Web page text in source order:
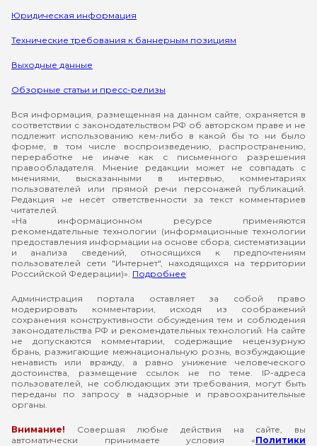
Юридическая информация
Технические требования к баннерным позициям
Выходные данные
Обзорные статьи и пресс-релизы
Вся информация, размещенная на данном сайте, охраняется в
соответствии с законодательством РФ об авторском праве и не
подлежит использованию кем-либо в какой бы то ни было
форме, в том числе воспроизведению, распространению,
переработке не иначе как с письменного разрешения
правообладателя. Мнение редакции может не совпадать с
мнениями, высказанными в интервью, комментариях
пользователей или прямой речи персонажей публикаций.
Редакция не несёт ответственности за текст комментариев
читателей.
«На информационном ресурсе применяются
рекомендательные технологии (информационные технологии
предоставления информации на основе сбора, систематизации
и анализа сведений, относящихся к предпочтениям
пользователей сети "Интернет", находящихся на территории
Российской Федерации)». Подробнее
Администрация портала оставляет за собой право
модерировать комментарии, исходя из соображений
сохранения конструктивности обсуждения тем и соблюдения
законодательства РФ и рекомендательных технологий. На сайте
не допускаются комментарии, содержащие нецензурную
брань, разжигающие межнациональную рознь, возбуждающие
ненависть или вражду, а равно унижение человеческого
достоинства, размещение ссылок не по теме. IP-адреса
пользователей, не соблюдающих эти требования, могут быть
переданы по запросу в надзорные и правоохранительные
органы.
Внимание! Совершая любые действия на сайте, вы
автоматически принимаете условия «Политики